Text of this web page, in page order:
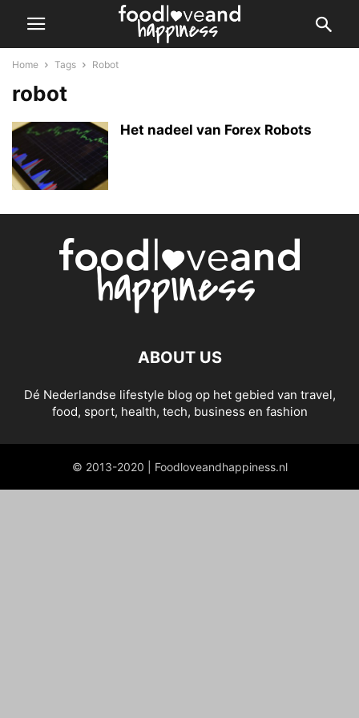
Home Tags Robot
robot
Het nadeel van Forex Robots
ABOUT US
Dé Nederlandse lifestyle blog op het gebied van travel,
food, sport, health, tech, business en fashion
© 2013-2020 | Foodloveandhappiness.nl